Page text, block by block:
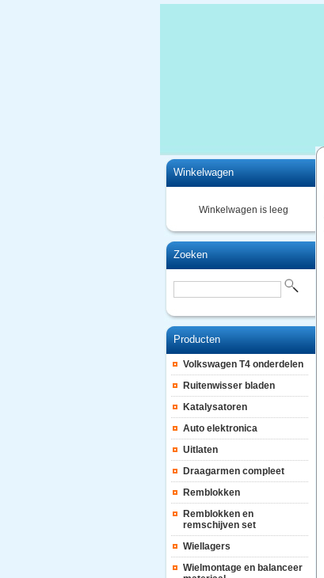
Winkelwagen
Winkelwagen is leeg
Zoeken
Producten
Volkswagen T4 onderdelen
Ruitenwisser bladen
Katalysatoren
Auto elektronica
Uitlaten
Draagarmen compleet
Remblokken
Remblokken en
remschijven set
Wiellagers
Wielmontage en balanceer